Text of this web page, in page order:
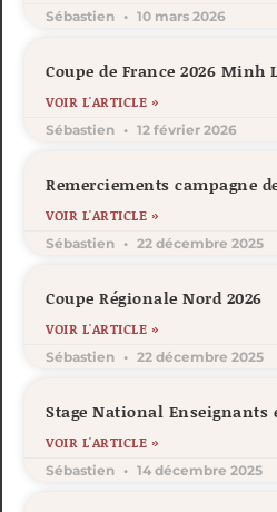
Sébastien 10 mars 2026
Coupe de France 2026 Minh
VOIR L'ARTICLE »
Sébastien 12 février 2026
Remerciements campagne
VOIR L'ARTICLE »
Sébastien 22 décembre 2025
Coupe Régionale Nord 2026
VOIR L'ARTICLE »
Sébastien 22 décembre 2025
Stage National Enseignants
VOIR L'ARTICLE »
Sébastien 14 décembre 2025